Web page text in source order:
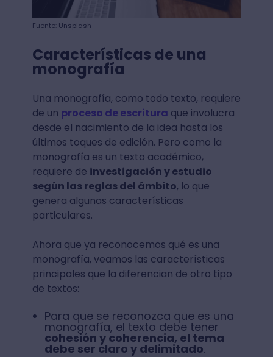
Fuente: Unsplash
Características de una
monografía
Una monografía, como todo texto, requiere
de un proceso de escritura que involucra
desde el nacimiento de la idea hasta los
últimos toques de edición. Pero como la
monografía es un texto académico,
requiere de investigación y estudio
según las reglas del ámbito, lo que
genera algunas características
particulares.
Ahora que ya reconocemos qué es una
monografía, veamos las características
principales que la diferencian de otro tipo
de textos:
Para que se reconozca que es una
monografía, el texto debe tener
cohesión y coherencia, el tema
debe ser claro y delimitado.